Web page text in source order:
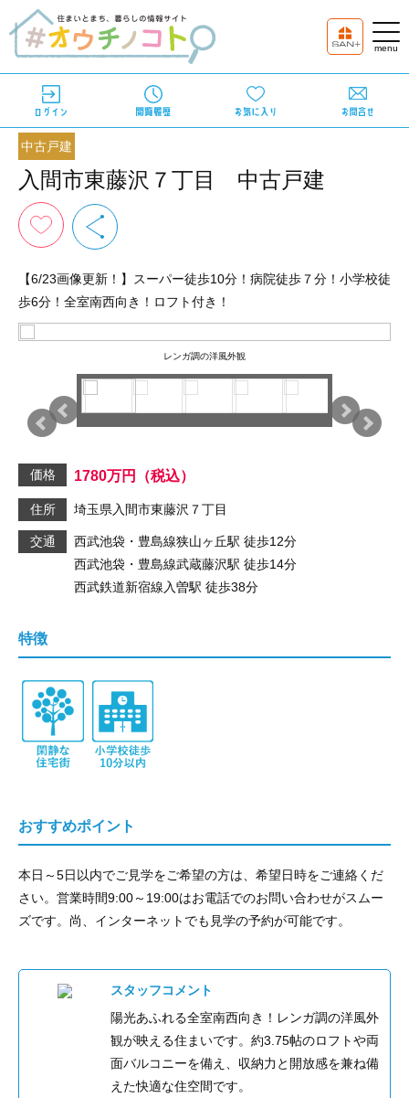
中古戸建
入間市東藤沢７丁目 中古戸建
【6/23画像更新！】スーパー徒歩10分！病院徒歩７分！小学校徒
歩6分！全室南西向き！ロフト付き！
レンガ調の洋風外観
価格 1780万円 （税込）
住所 埼玉県入間市東藤沢７丁目
交通 西武池袋・豊島線狭山ヶ丘駅 徒歩12分
西武池袋・豊島線武蔵藤沢駅 徒歩14分
西武鉄道新宿線 入曽駅 徒歩38分
特徴
おすすめポイント
本日～5日以内でご見学をご希望の方は、希望日時をご連絡くだ
さい。営業時間9:00～19:00はお電話でのお問い合わせがスムー
ズです。尚、インターネットでも見学の予約が可能です。
スタッフコメント
陽光あふれる全室南西向き！レンガ調の洋風外
観が映える住まいです。約3.75帖のロフトや両
面バルコニーを備え、収納力と開放感を兼ね備
えた快適な住空間です。